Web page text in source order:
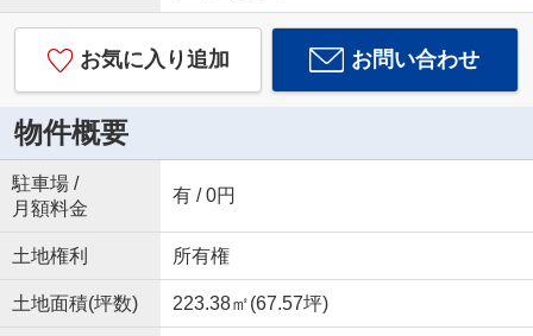
お気に入り追加 お問い合わせ
物件概要
駐車場 /
月額料金
有 / 0円
土地権利 所有権
土地面積(坪数) 223.38㎡(67.57坪)